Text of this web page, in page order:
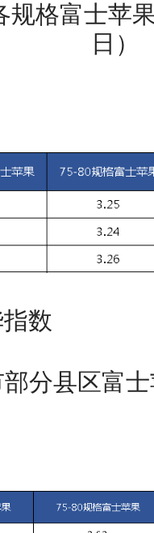
格富士苹
日）
数
分县区富